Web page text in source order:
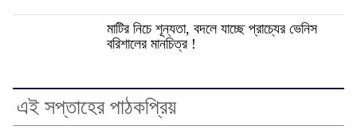
মাটির নিচে শূন্যতা, বদলে যাচ্ছে প্রাচ্যের ভেনিস
বরিশালের মানচিত্র !
এই সপ্তাহের পাঠকপ্রিয়